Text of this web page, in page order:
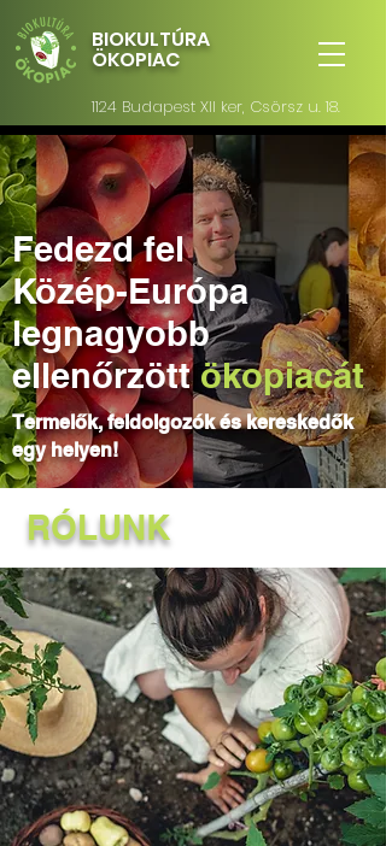
BIOKULTÚRA
ÖKOPIAC
1124 Budapest XII ker, Csörsz u. 18.
Fedezd fel
Közép-Európa
legnagyobb
ellenőrzöttökopiacát
Termelők, feldolgozók és kereskedők
egy helyen!
RÓLUNK